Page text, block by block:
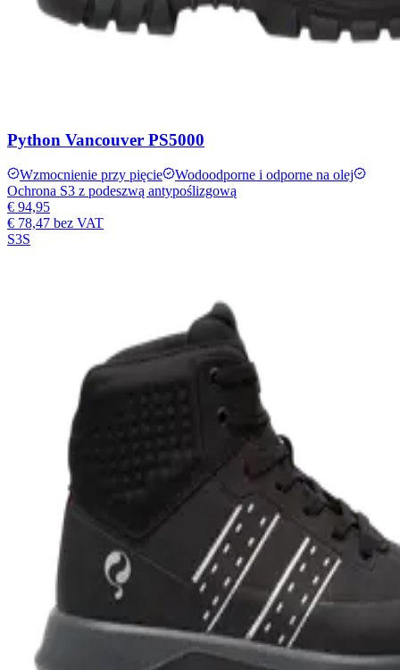
Python Vancouver PS5000
Wzmocnienie przy pięcie
Wodoodporne i odporne na olej
Ochrona S3 z podeszwą antypoślizgową
€ 94,95
€ 78,47 bez VAT
S3S